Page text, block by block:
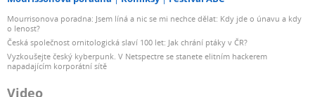
Mourrisonova poradna: Jsem líná a nic se mi nechce dělat: Kdy jde o únavu a kdy
o lenost?
Česká společnost ornitologická slaví 100 let: Jak chrání ptáky v ČR?
Vyzkoušejte český kyberpunk. V Netspectre se stanete elitním hackerem
napadajícím korporátní sítě
Video